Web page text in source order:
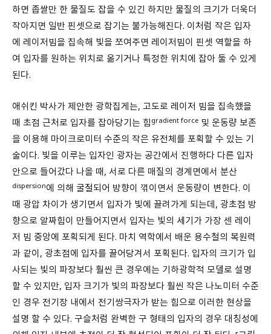
하면 좁쌀만 한 물질도 잡을 수 있긴 하지만 물질의 크기가 더욱더
작아지면 일반 핀셋으로 잡기는 불가능해진다. 이처럼 작은 입자
에 레이저빔을 집속해 빛을 쪼여주면 레이저빔이 핀셋 역할을 하
여 입자를 원하는 위치로 옮기거나 특정한 위치에 잡아 둘 수 있게
된다.
애쉬킨 박사가 제안한 광학집게는, 고도로 레이저 빔을 집속했을
때 초점 근처로 입자를 잡아당기는 힘 gradient force 및 운동량 보존
을 이용해 마이크로미터 수준의 작은 유전체를 포획할 수 있는 기
술이다. 빛을 이루는 입자인 광자는 공간에서 진행하다 다른 입자
안으로 들어갔다 나올 때, 서로 다른 매질의 경계면에서 분산
dispersion에 의해 굴절되어 방향이 꺾이면서 운동량이 변한다. 이
때 광압 차이가 생기면서 입자가 빛에 끌려가게 되는데, 광초점 방
향으로 알짜힘이 만들어지면서 입자는 빛의 세기가 가장 센 레이
저 빔 중앙에 포획되게 된다. 마치 역학에서 배운 용수철의 복원력
과 같이, 광초점에 입자를 끌어당겨서 포획된다. 입자의 크기가 입
사되는 빛의 파장보다 훨씬 큰 경우에는 기하광학적 모델로 설명
할 수 있지만, 입자 크기가 빛의 파장보다 훨씬 작은 나노미터 수준
인 경우 전기장 내에서 전기쌍극자가 받는 힘으로 이러한 현상을
설명 할 수 있다. 구슬처럼 완벽한 구 형태의 입자의 경우 대칭성에